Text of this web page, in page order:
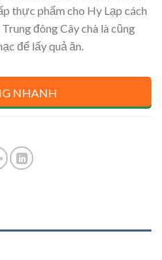
thực phẩm cho Hy Lạp cách
đông Cây chà là cũng
để lấy quả ăn.
NHANH